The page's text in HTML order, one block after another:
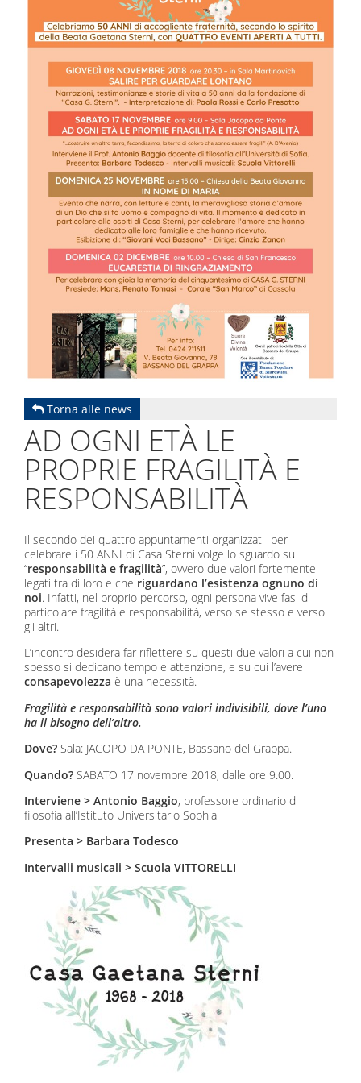
Torna alle news
AD OGNI ETÀ LE
PROPRIE FRAGILITÀ E
RESPONSABILITÀ
Il secondo dei quattro appuntamenti organizzati per
celebrare i 50 ANNI di Casa Sterni volge lo sguardo su
“responsabilità e fragilità”, ovvero due valori fortemente
legati tra di loro e che riguardano l’esistenza ognuno di
noi. Infatti, nel proprio percorso, ogni persona vive fasi di
particolare fragilità e responsabilità, verso se stesso e verso
gli altri.
L’incontro desidera far riflettere su questi due valori a cui non
spesso si dedicano tempo e attenzione, e su cui l’avere
consapevolezza è una necessità.
Fragilità e responsabilità sono valori indivisibili, dove l’uno
ha il bisogno dell’altro.
Dove? Sala: JACOPO DA PONTE, Bassano del Grappa.
Quando? SABATO 17 novembre 2018, dalle ore 9.00.
Interviene > Antonio Baggio, professore ordinario di
filosofia all’Istituto Universitario Sophia
Presenta > Barbara Todesco
Intervalli musicali > Scuola VITTORELLI